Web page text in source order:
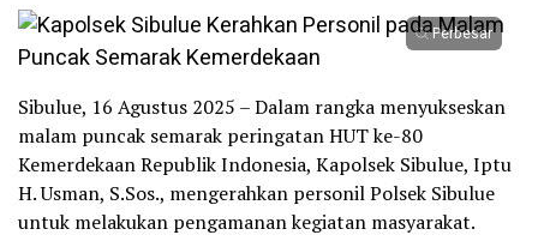
Perbesar
Sibulue, 16 Agustus 2025 – Dalam rangka menyukseskan
malam puncak semarak peringatan HUT ke-80
Kemerdekaan Republik Indonesia, Kapolsek Sibulue, Iptu
H. Usman, S.Sos., mengerahkan personil Polsek Sibulue
untuk melakukan pengamanan kegiatan masyarakat.